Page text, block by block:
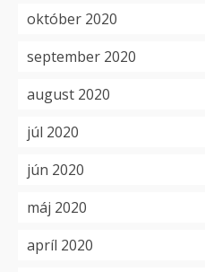
október 2020
september 2020
august 2020
júl 2020
jún 2020
máj 2020
apríl 2020